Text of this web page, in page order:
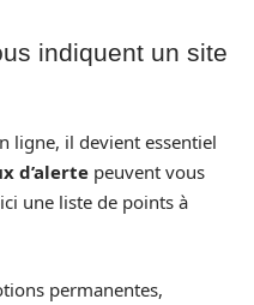
indiquent un site
ligne, il devient essentiel
d’alerte peuvent vous
une liste de points à
permanentes,